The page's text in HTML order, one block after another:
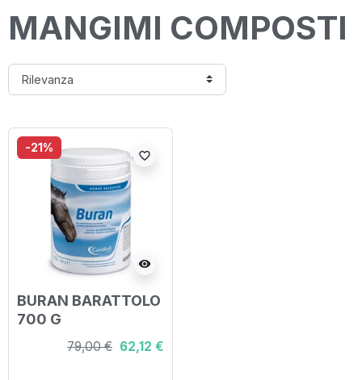
MANGIMI COMPOSTI
-21%
visibility
favorite_border
BURAN BARATTOLO
700 G
79,00 € 62,12 €